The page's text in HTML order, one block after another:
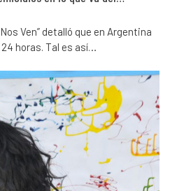
Ven” detalló que en Argentina
horas. Tal es así…